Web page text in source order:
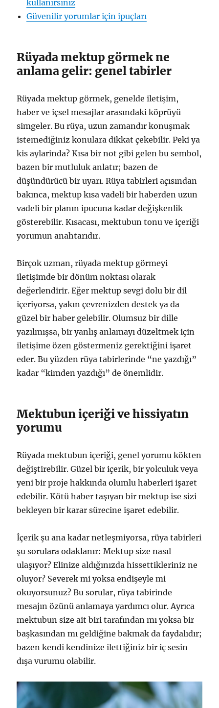
kullanırsınız
Güvenilir yorumlar için ipuçları
Rüyada mektup görmek ne
anlama gelir: genel tabirler
Rüyada mektup görmek, genelde iletişim,
haber ve içsel mesajlar arasındaki köprüyü
simgeler. Bu rüya, uzun zamandır konuşmak
istemediğiniz konulara dikkat çekebilir. Peki ya
kis aylarinda? Kısa bir not gibi gelen bu sembol,
bazen bir mutluluk anlatır; bazen de
düşündürücü bir uyarı. Rüya tabirleri açısından
bakınca, mektup kısa vadeli bir haberden uzun
vadeli bir planın ipucuna kadar değişkenlik
gösterebilir. Kısacası, mektubun tonu ve içeriği
yorumun anahtarıdır.
Birçok uzman, rüyada mektup görmeyi
iletişimde bir dönüm noktası olarak
değerlendirir. Eğer mektup sevgi dolu bir dil
içeriyorsa, yakın çevrenizden destek ya da
güzel bir haber gelebilir. Olumsuz bir dille
yazılmışsa, bir yanlış anlamayı düzeltmek için
iletişime özen göstermeniz gerektiğini işaret
eder. Bu yüzden rüya tabirlerinde “ne yazdığı”
kadar “kimden yazdığı” de önemlidir.
Mektubun içeriği ve hissiyatın
yorumu
Rüyada mektubun içeriği, genel yorumu kökten
değiştirebilir. Güzel bir içerik, bir yolculuk veya
yeni bir proje hakkında olumlu haberleri işaret
edebilir. Kötü haber taşıyan bir mektup ise sizi
bekleyen bir karar sürecine işaret edebilir.
İçerik şu ana kadar netleşmiyorsa, rüya tabirleri
şu sorulara odaklanır: Mektup size nasıl
ulaşıyor? Elinize aldığınızda hissettikleriniz ne
oluyor? Severek mi yoksa endişeyle mi
okuyorsunuz? Bu sorular, rüya tabirinde
mesajın özünü anlamaya yardımcı olur. Ayrıca
mektubun size ait biri tarafından mı yoksa bir
başkasından mı geldiğine bakmak da faydalıdır;
bazen kendi kendinize ilettiğiniz bir iç sesin
dışa vurumu olabilir.